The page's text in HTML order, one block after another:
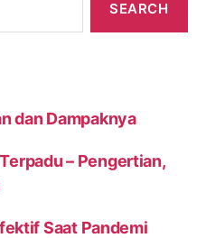
dan Dampaknya
– Pengertian,
Saat Pandemi